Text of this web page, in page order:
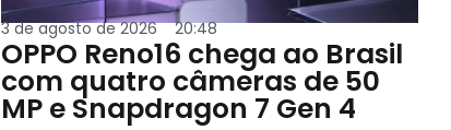
3 de agosto de 2026 20:48
OPPO Reno16 chega ao Brasil
com quatro câmeras de 50
MP e Snapdragon 7 Gen 4